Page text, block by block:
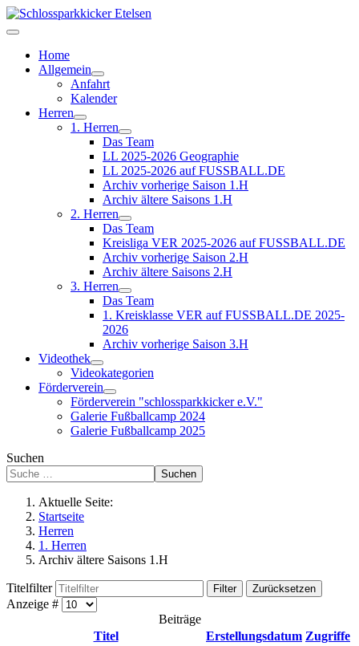
Home
Allgemein
Anfahrt
Kalender
Herren
1. Herren
Das Team
LL 2025-2026 Geographie
LL 2025-2026 auf FUSSBALL.DE
Archiv vorherige Saison 1.H
Archiv ältere Saisons 1.H
2. Herren
Das Team
Kreisliga VER 2025-2026 auf FUSSBALL.DE
Archiv vorherige Saison 2.H
Archiv ältere Saisons 2.H
3. Herren
Das Team
1. Kreisklasse VER auf FUSSBALL.DE 2025-
2026
Archiv vorherige Saison 3.H
Videothek
Videokategorien
Förderverein
Förderverein "schlossparkkicker e.V."
Galerie Fußballcamp 2024
Galerie Fußballcamp 2025
Suchen
Suchen
Aktuelle Seite:
Startseite
Herren
1. Herren
Archiv ältere Saisons 1.H
Titelfilter Filter Zurücksetzen
Anzeige #
Beiträge
Titel
Erstellungsdatum Zugriffe